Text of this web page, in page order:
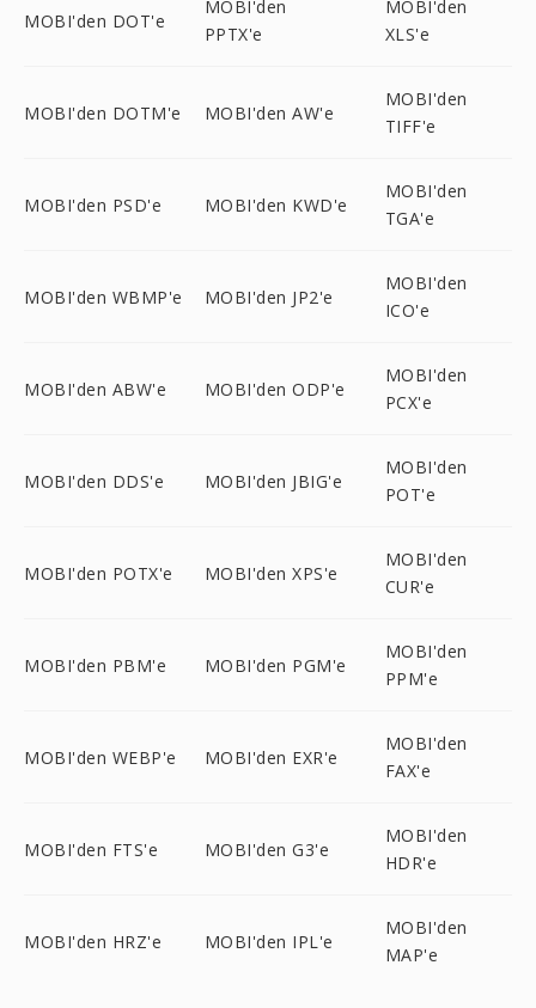
MOBI'den DOT'e
MOBI'den
PPTX'e
MOBI'den
XLS'e
MOBI'den DOTM'e MOBI'den AW'e
MOBI'den
TIFF'e
MOBI'den PSD'e MOBI'den KWD'e
MOBI'den
TGA'e
MOBI'den WBMP'e MOBI'den JP2'e
MOBI'den
ICO'e
MOBI'den ABW'e MOBI'den ODP'e
MOBI'den
PCX'e
MOBI'den DDS'e MOBI'den JBIG'e
MOBI'den
POT'e
MOBI'den POTX'e MOBI'den XPS'e
MOBI'den
CUR'e
MOBI'den PBM'e MOBI'den PGM'e
MOBI'den
PPM'e
MOBI'den WEBP'e MOBI'den EXR'e
MOBI'den
FAX'e
MOBI'den FTS'e MOBI'den G3'e
MOBI'den
HDR'e
MOBI'den HRZ'e MOBI'den IPL'e
MOBI'den
MAP'e